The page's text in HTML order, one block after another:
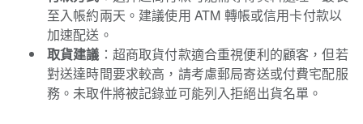
至入帳約兩天。建議使用 ATM 轉帳或信用卡付款以
加速配送。
取貨建議 ：超商取貨付款適合重視便利的顧客，但若
對送達時間要求較高，請考慮郵局寄送或付費宅配服
務。未取件將被記錄並可能列入拒絕出貨名單。